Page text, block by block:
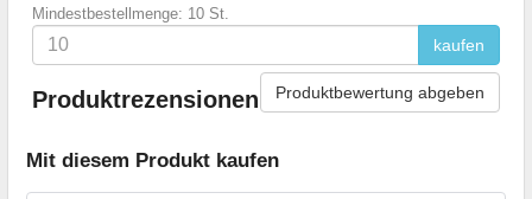
Mindestbestellmenge: 10 St.
kaufen
Produktrezensionen Produktbewertung abgeben
Mit diesem Produkt kaufen